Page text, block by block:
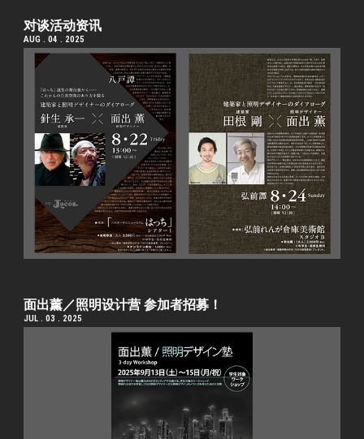
对谈活动资讯
AUG . 04 . 2025
面出薰／照明设计营 参加者招募！
JUL . 03 . 2025